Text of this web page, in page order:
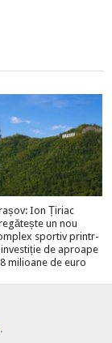
Ion Țiriac
un nou
sportiv printr-
de aproape
milioane de euro
.